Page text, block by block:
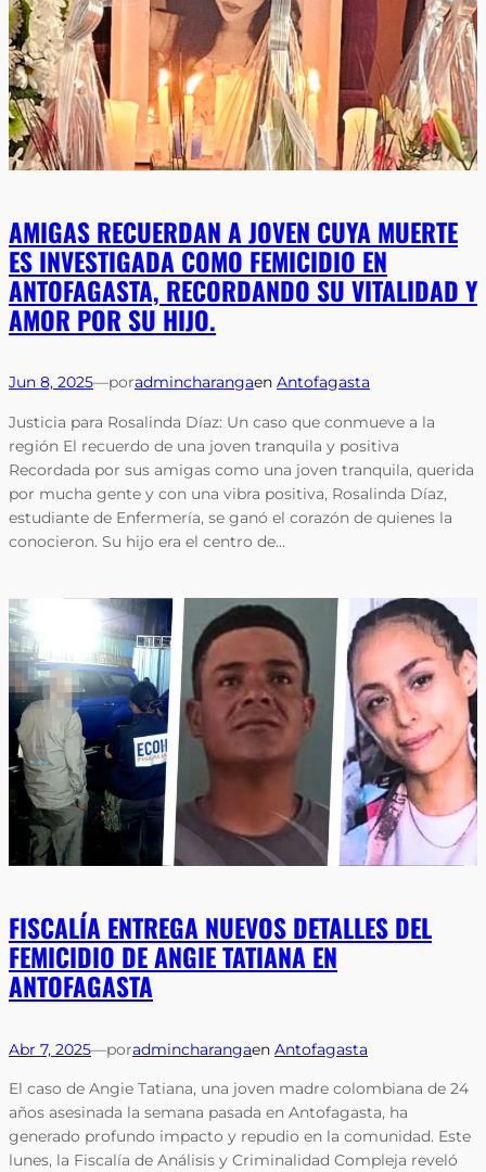
AMIGAS RECUERDAN A JOVEN CUYA MUERTE
ES INVESTIGADA COMO FEMICIDIO EN
ANTOFAGASTA, RECORDANDO SU VITALIDAD Y
AMOR POR SU HIJO.
Jun 8, 2025—poradmincharangaen Antofagasta
Justicia para Rosalinda Díaz: Un caso que conmueve a la
región El recuerdo de una joven tranquila y positiva
Recordada por sus amigas como una joven tranquila, querida
por mucha gente y con una vibra positiva, Rosalinda Díaz,
estudiante de Enfermería, se ganó el corazón de quienes la
conocieron. Su hijo era el centro de…
FISCALÍA ENTREGA NUEVOS DETALLES DEL
FEMICIDIO DE ANGIE TATIANA EN
ANTOFAGASTA
Abr 7, 2025—poradmincharangaen Antofagasta
El caso de Angie Tatiana, una joven madre colombiana de 24
años asesinada la semana pasada en Antofagasta, ha
generado profundo impacto y repudio en la comunidad. Este
lunes, la Fiscalía de Análisis y Criminalidad Compleja reveló